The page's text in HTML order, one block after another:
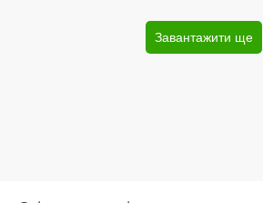
Завантажити ще